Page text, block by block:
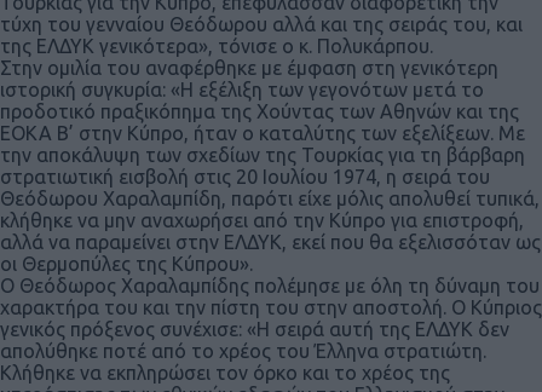
τύχη του γενναίου Θεόδωρου αλλά και της σειράς του, και
της ΕΛΔΥΚ γενικότερα», τόνισε ο κ. Πολυκάρπου.
Στην ομιλία του αναφέρθηκε με έμφαση στη γενικότερη
ιστορική συγκυρία: «Η εξέλιξη των γεγονότων μετά το
προδοτικό πραξικόπημα της Χούντας των Αθηνών και της
ΕΟΚΑ Β’ στην Κύπρο, ήταν ο καταλύτης των εξελίξεων. Με
την αποκάλυψη των σχεδίων της Τουρκίας για τη βάρβαρη
στρατιωτική εισβολή στις 20 Ιουλίου 1974, η σειρά του
Θεόδωρου Χαραλαμπίδη, παρότι είχε μόλις απολυθεί τυπικά,
κλήθηκε να μην αναχωρήσει από την Κύπρο για επιστροφή,
αλλά να παραμείνει στην ΕΛΔΥΚ, εκεί που θα εξελισσόταν ως
οι Θερμοπύλες της Κύπρου».
Ο Θεόδωρος Χαραλαμπίδης πολέμησε με όλη τη δύναμη του
χαρακτήρα του και την πίστη του στην αποστολή. Ο Κύπριος
γενικός πρόξενος συνέχισε: «Η σειρά αυτή της ΕΛΔΥΚ δεν
απολύθηκε ποτέ από το χρέος του Έλληνα στρατιώτη.
Κλήθηκε να εκπληρώσει τον όρκο και το χρέος της